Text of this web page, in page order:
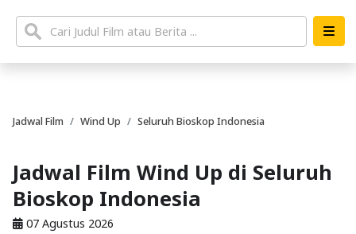
Jadwal Film Wind Up Seluruh Bioskop Indonesia
Jadwal Film Wind Up di Seluruh
Bioskop Indonesia
07 Agustus 2026